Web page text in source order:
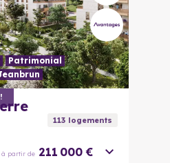
Patrimonial
113logements
à partir de 211 000 €